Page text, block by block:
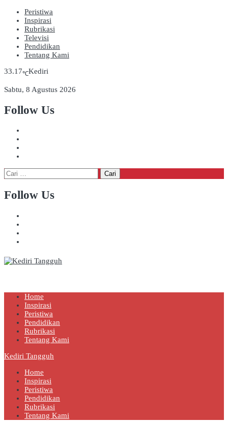
Peristiwa
Inspirasi
Rubrikasi
Televisi
Pendidikan
Tentang Kami
33.17℃Kediri
Sabtu, 8 Agustus 2026
Follow Us
Cari
untuk:
Follow Us
Home
Inspirasi
Peristiwa
Pendidikan
Rubrikasi
Tentang Kami
Kediri Tangguh
Home
Inspirasi
Peristiwa
Pendidikan
Rubrikasi
Tentang Kami